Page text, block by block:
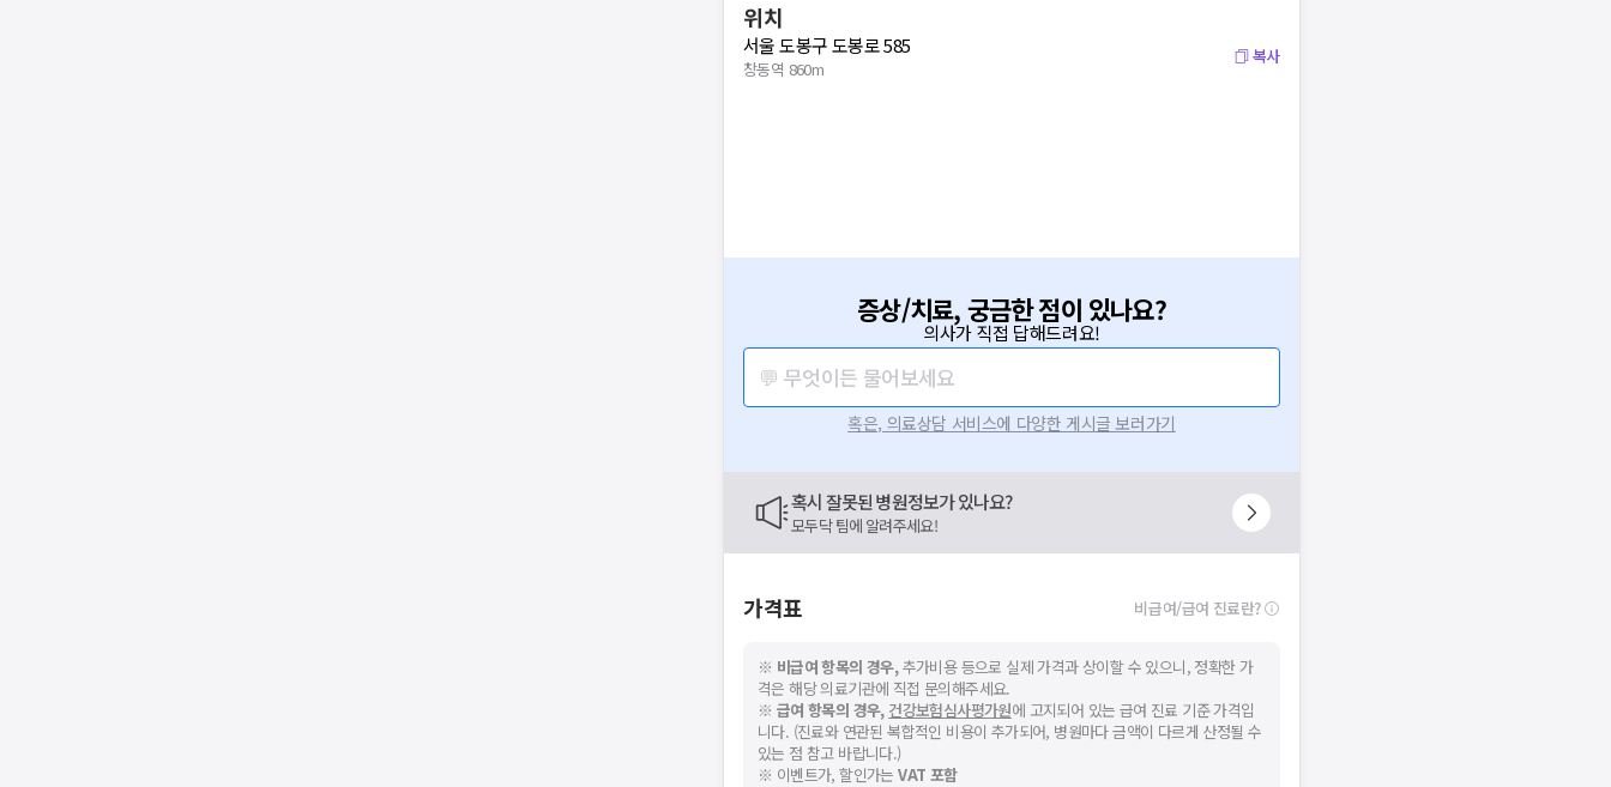
위치
서울 도봉구 도봉로 585
창동역 860m
복사
증상/치료, 궁금한 점이 있나요?
의사가 직접 답해드려요!
💬 무엇이든 물어보세요
혹은, 의료상담 서비스에 다양한 게시글 보러가기
혹시 잘못된 병원정보가 있나요?
모두닥 팀에 알려주세요!
가격표 비급여/급여 진료란?
※ 비급여 항목의 경우,추가비용 등으로 실제 가격과 상이할 수 있으니, 정확한 가
격은 해당 의료기관에 직접 문의해주세요.
※ 급여 항목의 경우, 건강보험심사평가원에 고지되어 있는 급여 진료 기준 가격입
니다. (진료와 연관된 복합적인 비용이 추가되어, 병원마다 금액이 다르게 산정될 수
있는 점 참고 바랍니다.)
※ 이벤트가, 할인가는VAT 포함